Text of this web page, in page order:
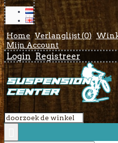
Home Verlanglijst (0)
Mijn Account
Login Registreer